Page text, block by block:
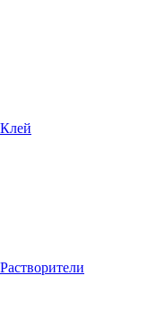
Клей
Растворители